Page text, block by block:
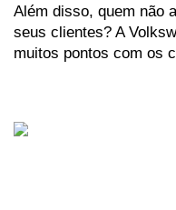
Além disso, quem não
seus clientes? A
muitos pontos com os